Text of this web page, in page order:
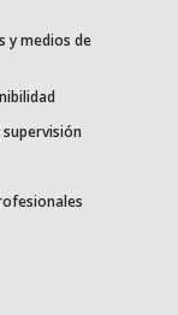
y medios de